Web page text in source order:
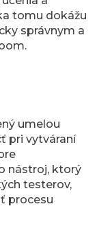
tomu dokážu
správnym a
umelou
pri vytváraní
nástroj, ktorý
testerov,
procesu